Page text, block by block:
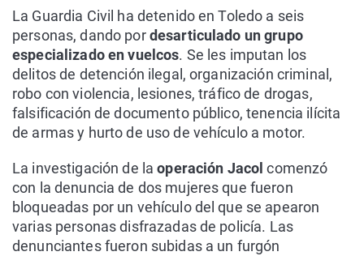
La Guardia Civil ha detenido en Toledo a seis
personas, dando pordesarticulado un grupo
especializado en vuelcos. Se les imputan los
delitos de detención ilegal, organización criminal,
robo con violencia, lesiones, tráfico de drogas,
falsificación de documento público, tenencia ilícita
de armas y hurto de uso de vehículo a motor.
La investigación de laoperación Jacol comenzó
con la denuncia de dos mujeres que fueron
bloqueadas por un vehículo del que se apearon
varias personas disfrazadas de policía. Las
denunciantes fueron subidas a un furgón